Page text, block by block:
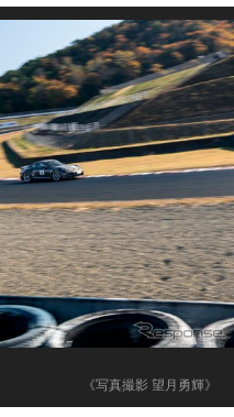
《写真撮影 望月勇輝》